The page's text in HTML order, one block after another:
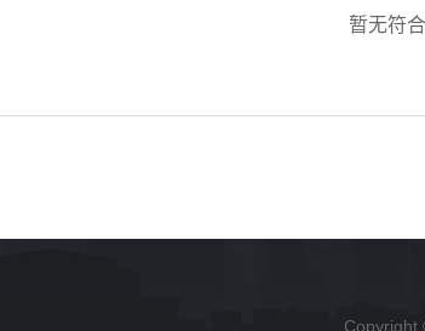
暂无符
Copyright